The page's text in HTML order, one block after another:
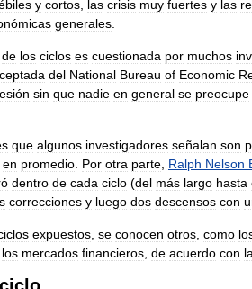
y cortos las crisis muy fuertes y las
generales
de los ciclos es cuestionada por muchos
del National Bureau of Economic
sin que nadie en general se preocupe
que algunos investigadores señalan son
en promedio Por otra parte Ralph Nelson
dentro de cada ciclo (del más largo hasta
correcciones y luego dos descensos con
expuestos se conocen otros como
los mercados financieros de acuerdo con la